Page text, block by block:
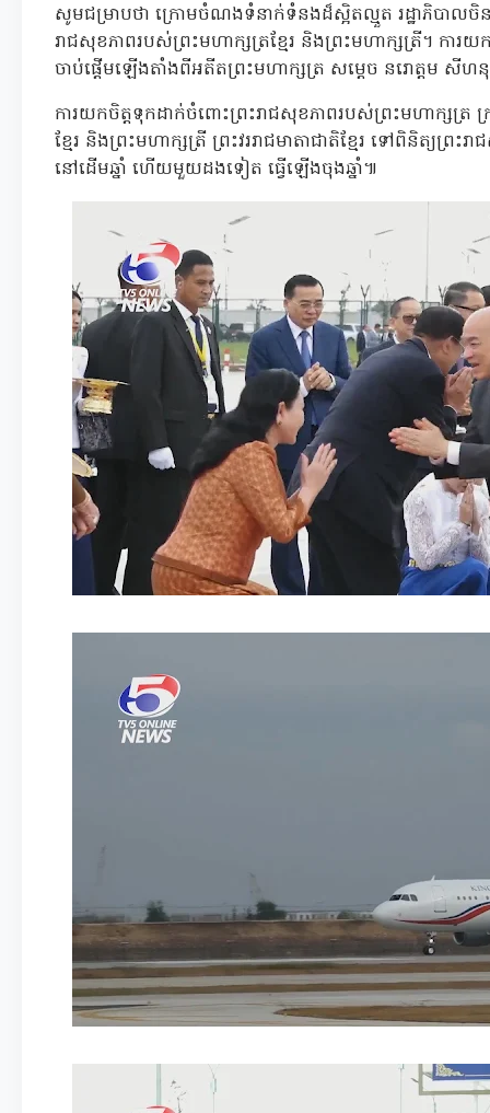
សូមជម្រាបថា ក្រោមចំណងទំនាក់ទំនងដ៏ស្អិតល្មួត រដ្ឋាភិបាល
រាជសុខភាពរបស់ព្រះមហាក្សត្រខ្មែរ និងព្រះមហាក្សត្រី។ ការ
ចាប់ផ្តើមឡើងតាំងពីអតីតព្រះមហាក្សត្រ សម្តេច នរោត្តម សីហនុ
ការយកចិត្តទុកដាក់ចំពោះព្រះរាជសុខភាពរបស់ព្រះមហាក្សត្រ
ខ្មែរ និងព្រះមហាក្សត្រី ព្រះវររាជមាតាជាតិខ្មែរ ទៅពិនិត្យព្រ
នៅដើមឆ្នាំ ហើយមួយដងទៀត ធ្វើឡើងចុងឆ្នាំ៕